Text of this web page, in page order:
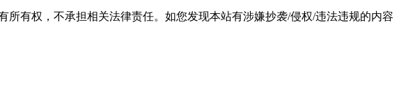
有权，不承担相关法律责任。如您发现本站有涉嫌抄袭/侵权/违法违规的内容